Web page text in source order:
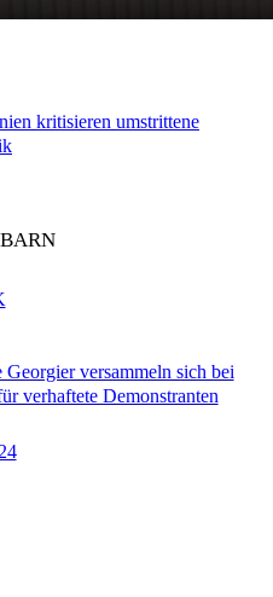
kritisieren umstrittene
Georgier versammeln sich bei
verhaftete Demonstranten